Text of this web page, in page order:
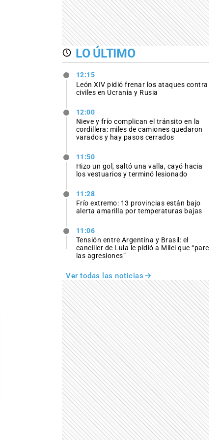
LO ÚLTIMO
12:15
León XIV pidió frenar los ataques contra
civiles en Ucrania y Rusia
12:00
Nieve y frío complican el tránsito en la
cordillera: miles de camiones quedaron
varados y hay pasos cerrados
11:50
Hizo un gol, saltó una valla, cayó hacia
los vestuarios y terminó lesionado
11:28
Frío extremo: 13 provincias están bajo
alerta amarilla por temperaturas bajas
11:06
Tensión entre Argentina y Brasil: el
canciller de Lula le pidió a Milei que “pare
las agresiones”
Ver todas las noticias